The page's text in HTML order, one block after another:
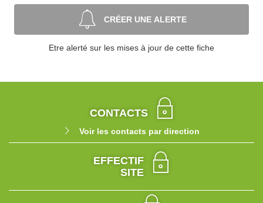
CRÉER UNE ALERTE
Etre alerté sur les mises à jour de cette fiche
CONTACTS
Voir les contacts par direction
EFFECTIF
SITE